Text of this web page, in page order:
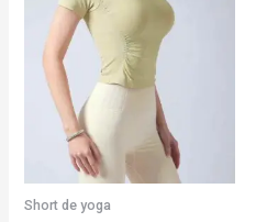
Short de yoga